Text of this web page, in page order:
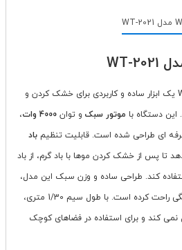
سشوار WTZEZO مدل WT-2021 یک ابزار ساده و کاربردی برای خشک کردن و
دستگاه با موتور سبک و توان 4000 وات
،
ای طراحی شده است. قابلیت تنظیم باد
تا پس از خشک کردن موها با باد گرم، از باد
کند. طراحی ساده و وزن سبک این مدل،
استفاده از آن را برای کاربران خانگی راحت کرده است. با طول سیم 1/30 متری،
نمی کند و برای استفاده در فضاهای کوچک